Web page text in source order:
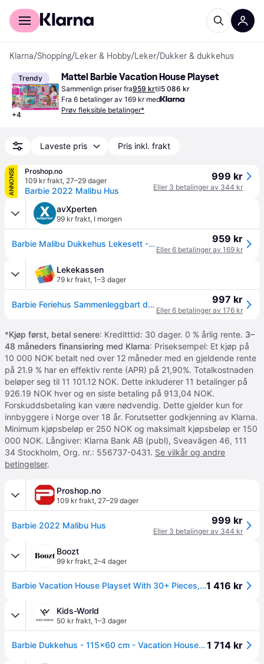
For kunder
Klarna/Shopping/Leker & Hobby/Leker/Dukker & dukkehus
Trendy
+4
Mattel Barbie Vacation House Playset
Sammenlign priser fra959 krtil5 086 kr
Fra 6 betalinger av 169 kr med
Prøv fleksible betalinger*
Laveste pris Pris inkl. frakt
ANNONSE
Proshop.no
109 kr frakt, 27–29 dager
Barbie 2022 Malibu Hus
999 kr
Eller 3 betalinger av 344 kr
avXperten
99 kr frakt, I morgen
Barbie Malibu Dukkehus Lekesett - 3+ år 959 kr
Eller 6 betalinger av 169 kr
Lekekassen
79 kr frakt, 1–3 dager
Barbie Feriehus Sammenleggbart dukkehus med 32 tilbehør - 115 cm 997 kr
Eller 6 betalinger av 176 kr
*Kjøp først, betal senere: Kreditttid: 30 dager. 0 % årlig rente. 3–
48 måneders finansiering med Klarna: Priseksempel: Et kjøp på
10 000 NOK betalt ned over 12 måneder med en gjeldende rente
på 21.9 % har en effektiv rente (APR) på 21,90%. Totalkostnaden
beløper seg til 11 101.12 NOK. Dette inkluderer 11 betalinger på
926.19 NOK hver og en siste betaling på 913,04 NOK.
Forskuddsbetaling kan være nødvendig. Dette gjelder kun for
innbyggere i Norge over 18 år. Forutsetter godkjenning av Klarna.
Minimum kjøpsbeløp er 250 NOK og maksimalt kjøpsbeløp er 150
000 NOK. Långiver: Klarna Bank AB (publ), Sveavägen 46, 111
34 Stockholm, Org. nr.: 556737-0431. Se vilkår og andre
betingelser.
Proshop.no
109 kr frakt, 27–29 dager
Barbie 2022 Malibu Hus 999 kr
Eller 3 betalinger av 344 kr
Boozt
99 kr frakt, 2–4 dager
Barbie Vacation House Playset With 30+ Pieces, Toy For 3 Year Olds & Up - Multi/patterned - ONE SIZE1 416 kr
Kids-World
50 kr frakt, 1–3 dager
Barbie Dukkehus - 115x60 cm - Vacation House - Barbie - OneSize - Dukkehus1 714 kr